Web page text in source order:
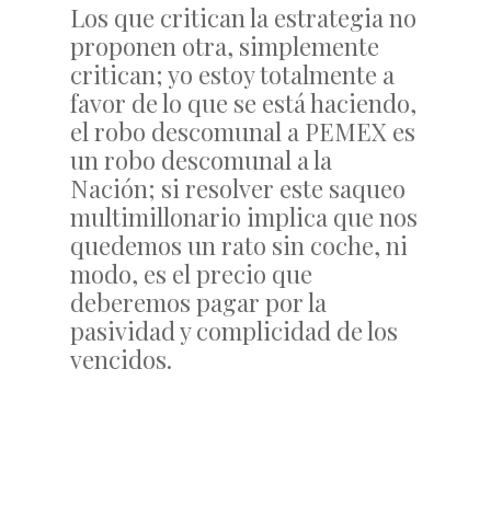
Los que critican la estrategia no
proponen otra, simplemente
critican; yo estoy totalmente a
favor de lo que se está haciendo,
el robo descomunal a PEMEX es
un robo descomunal a la
Nación; si resolver este saqueo
multimillonario implica que nos
quedemos un rato sin coche, ni
modo, es el precio que
deberemos pagar por la
pasividad y complicidad de los
vencidos.